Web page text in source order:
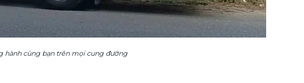
hành cùng bạn trên mọi cung đường